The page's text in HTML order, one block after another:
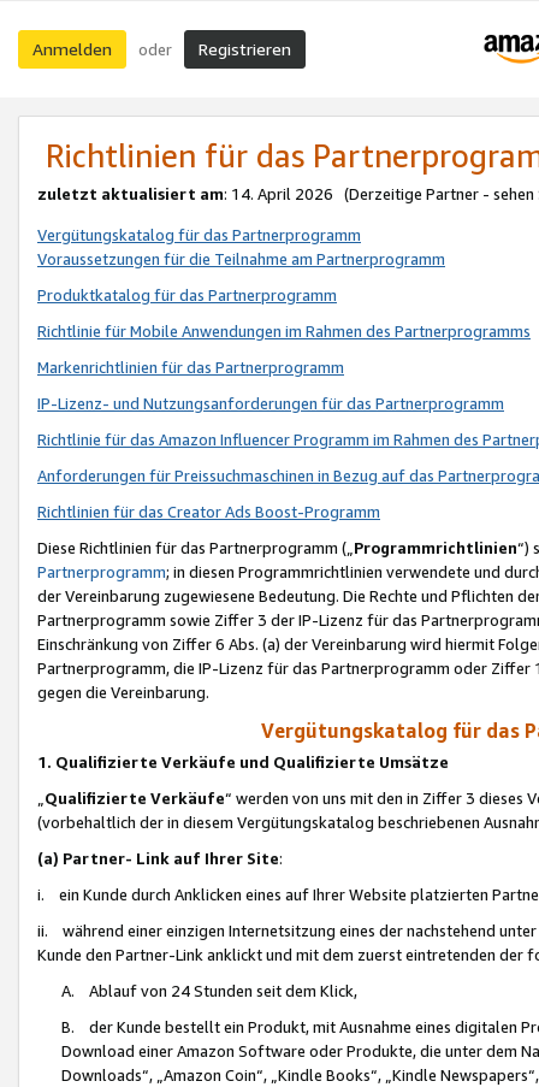
Anmelden oder Registrieren
Richtlinien für das
zuletzt aktualisiert am: 14. April 2026 (Derzeitige Partner - sehen
Vergütungskatalog für das Partnerprogramm
Voraussetzungen für die Teilnahme am Partnerprogramm
Produktkatalog für das Partnerprogramm
Richtlinie für Mobile Anwendungen im Rahmen des Partnerprogramms
Markenrichtlinien für das Partnerprogramm
IP-Lizenz- und Nutzungsanforderungen für das Partnerprogramm
Richtlinie für das Amazon Influencer Programm im Rahmen des
Anforderungen für Preissuchmaschinen in Bezug auf das
Richtlinien für das Creator Ads Boost-Programm
Diese Richtlinien für das Partnerprogramm („Programmrichtlinien“)
Partnerprogramm; in diesen Programmrichtlinien verwendete und
der Vereinbarung zugewiesene Bedeutung. Die Rechte und Pflichten
Partnerprogramm sowie Ziffer 3 der IP-Lizenz für das
Einschränkung von Ziffer 6 Abs. (a) der Vereinbarung wird hiermit
Partnerprogramm, die IP-Lizenz für das Partnerprogramm oder
gegen die Vereinbarung.
Vergütungskatalog für das
1. Qualifizierte Verkäufe und Qualifizierte Umsätze
Qualifizierte Verkäufe“ werden von uns mit den in Ziffer 3
(vorbehaltlich der in diesem Vergütungskatalog beschriebenen
(a) Partner- Link auf Ihrer Site:
i. ein Kunde durch Anklicken eines auf Ihrer Website platzierten
ii. während einer einzigen Internetsitzung eines der nachstehend
Kunde den Partner-Link anklickt und mit dem zuerst eintretenden der
A. Ablauf von 24 Stunden seit dem Klick,
B. der Kunde bestellt ein Produkt, mit Ausnahme eines digitalen
Download einer Amazon Software oder Produkte, die unter dem
Downloads“, „Amazon Coin“, „Kindle Books“, „Kindle